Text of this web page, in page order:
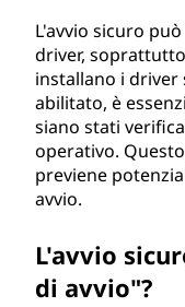
L'avvio sicuro
driver,
installano i driver
abilitato, è
siano stati
operativo.
previene
avvio.
L'avvio
di avvio"?